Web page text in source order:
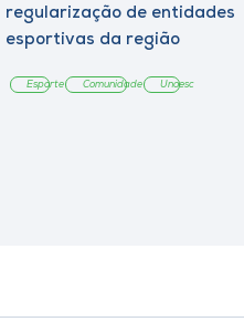
regularização de entidades
esportivas da região
Esporte Comunidade Unoesc